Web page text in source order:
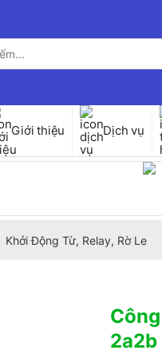
Giới thiệu Dịch vụ
Khởi Động Từ, Relay, Rờ Le
2a2b